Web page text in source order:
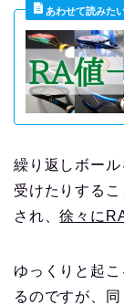
繰り返しボー
受けたりする
され、徐々に
ゆっくりと起
るのですが、